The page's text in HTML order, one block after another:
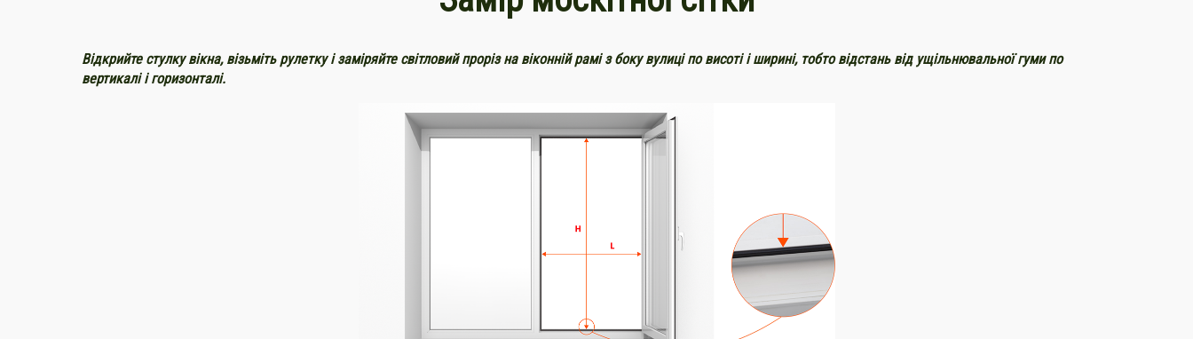
Відкрийте стулку вікна, візьміть рулетку і заміряйте світловий проріз на віконній рамі з боку вулиці по висоті і ширині, тобто відстань від ущільнювальної гуми по
вертикалі і горизонталі.